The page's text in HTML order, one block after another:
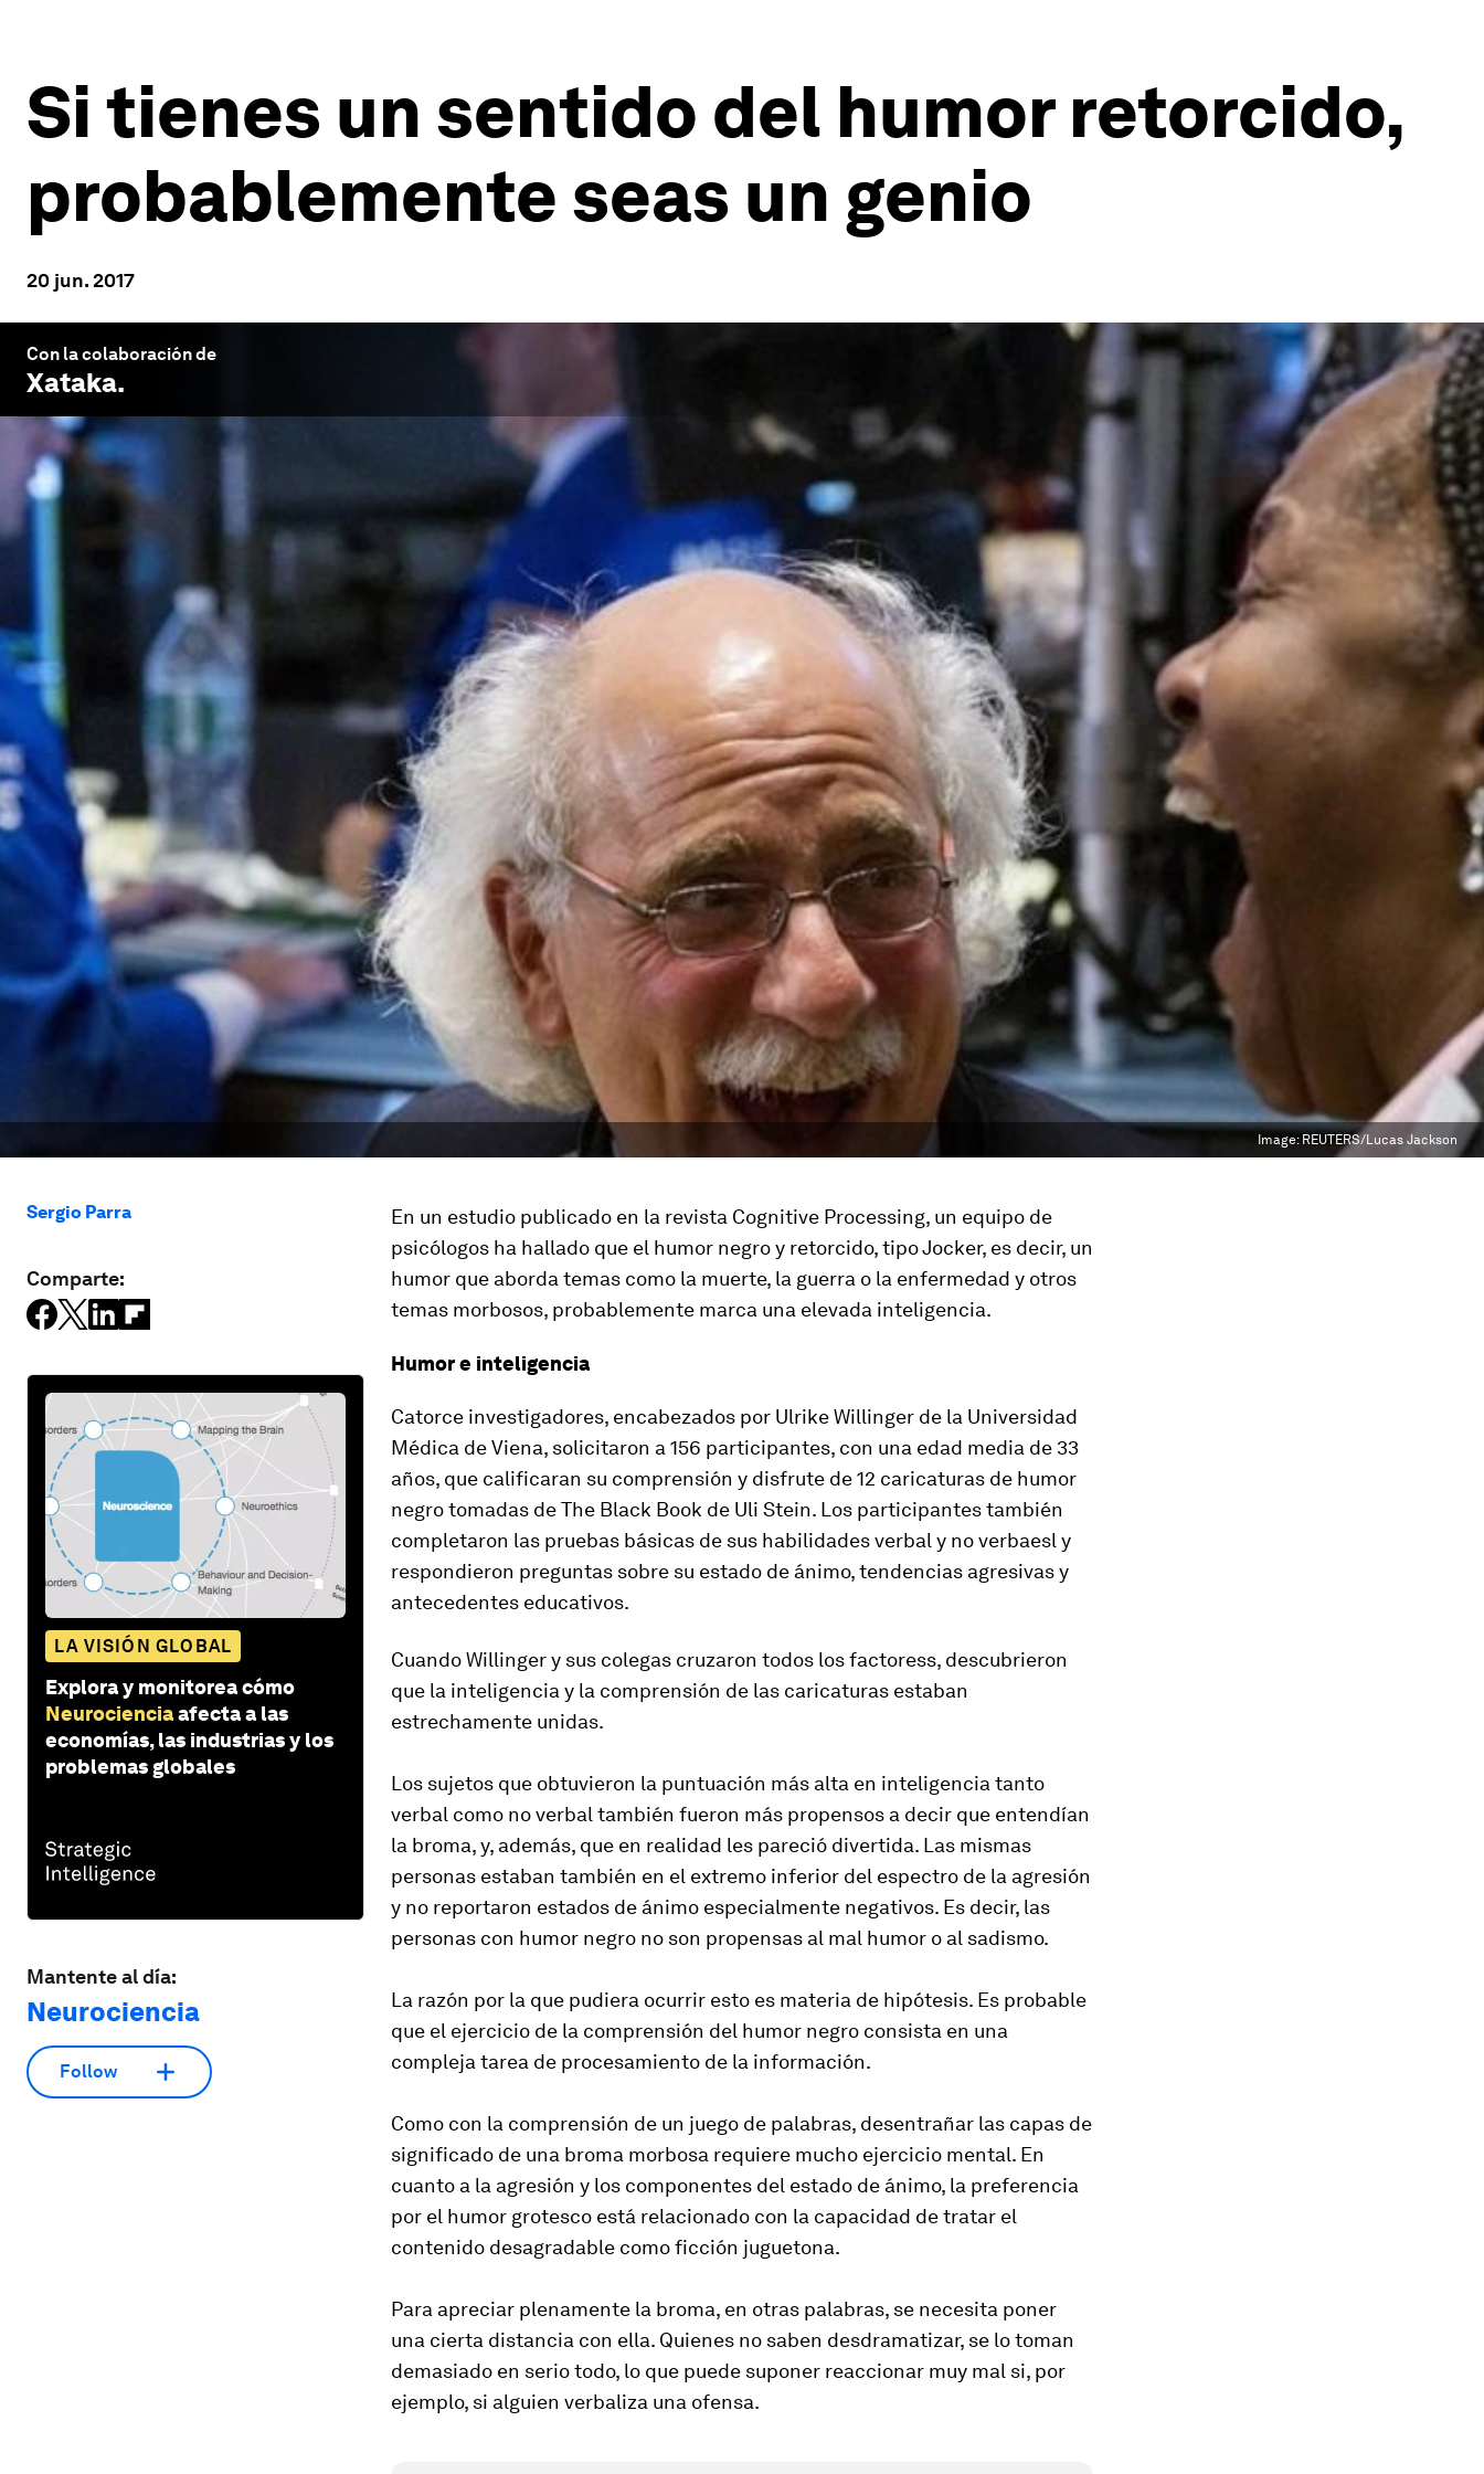
Si tienes un sentido del humor retorcido,
probablemente seas un genio
20 jun. 2017
Con la colaboración de
Xataka.
Image: REUTERS/Lucas Jackson
Sergio Parra
Comparte:
LA VISIÓN GLOBAL
Explora y monitorea cómo
Neurocienciaafecta a las
economías, las industrias y los
problemas globales
Mantente al día:
Neurociencia
Follow
En un estudio publicado en la revista Cognitive Processing, un equipo de
psicólogos ha hallado que el humor negro y retorcido, tipo Jocker, es decir, un
humor que aborda temas como la muerte, la guerra o la enfermedad y otros
temas morbosos, probablemente marca una elevada inteligencia.
Humor e inteligencia
Catorce investigadores, encabezados por Ulrike Willinger de la Universidad
Médica de Viena, solicitaron a 156 participantes, con una edad media de 33
años, que calificaran su comprensión y disfrute de 12 caricaturas de humor
negro tomadas de The Black Book de Uli Stein. Los participantes también
completaron las pruebas básicas de sus habilidades verbal y no verbaesl y
respondieron preguntas sobre su estado de ánimo, tendencias agresivas y
antecedentes educativos.
Cuando Willinger y sus colegas cruzaron todos los factoress, descubrieron
que la inteligencia y la comprensión de las caricaturas estaban
estrechamente unidas.
Los sujetos que obtuvieron la puntuación más alta en inteligencia tanto
verbal como no verbal también fueron más propensos a decir que entendían
la broma, y, además, que en realidad les pareció divertida. Las mismas
personas estaban también en el extremo inferior del espectro de la agresión
y no reportaron estados de ánimo especialmente negativos. Es decir, las
personas con humor negro no son propensas al mal humor o al sadismo.
La razón por la que pudiera ocurrir esto es materia de hipótesis. Es probable
que el ejercicio de la comprensión del humor negro consista en una
compleja tarea de procesamiento de la información.
Como con la comprensión de un juego de palabras, desentrañar las capas de
significado de una broma morbosa requiere mucho ejercicio mental. En
cuanto a la agresión y los componentes del estado de ánimo, la preferencia
por el humor grotesco está relacionado con la capacidad de tratar el
contenido desagradable como ficción juguetona.
Para apreciar plenamente la broma, en otras palabras, se necesita poner
una cierta distancia con ella. Quienes no saben desdramatizar, se lo toman
demasiado en serio todo, lo que puede suponer reaccionar muy mal si, por
ejemplo, si alguien verbaliza una ofensa.